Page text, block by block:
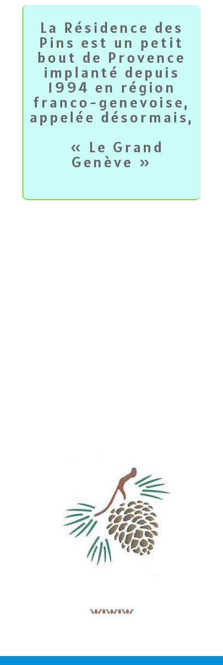
La Résidence des
Pins est un petit
bout de Provence
implanté depuis
1994 en région
franco-genevoise,
appelée désormais,
« Le Grand
Genève »